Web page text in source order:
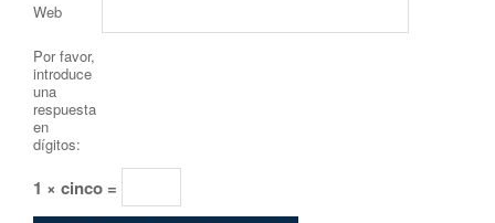
Web
Por favor,
introduce
una
respuesta
en
dígitos:
1 × cinco =